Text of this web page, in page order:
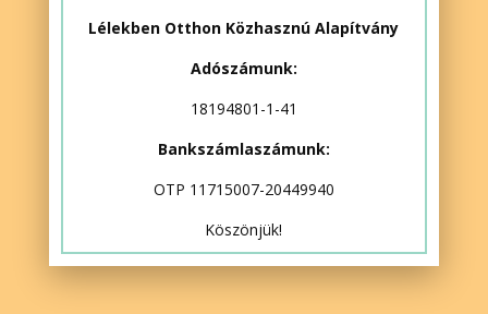
Lélekben Otthon Közhasznú Alapítvány
Adószámunk:
18194801-1-41
Bankszámlaszámunk:
OTP 11715007-20449940
Köszönjük!